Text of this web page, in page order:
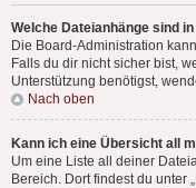
Welche Dateianhänge sind
Die Board-Administration
Falls du dir nicht sicher bist,
Unterstützung benötigst,
Nach oben
Kann ich eine Übersicht all
Um eine Liste all deiner
Bereich. Dort findest du unter